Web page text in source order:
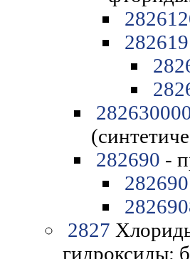
282619
282690 -
2827
гидроксиды;